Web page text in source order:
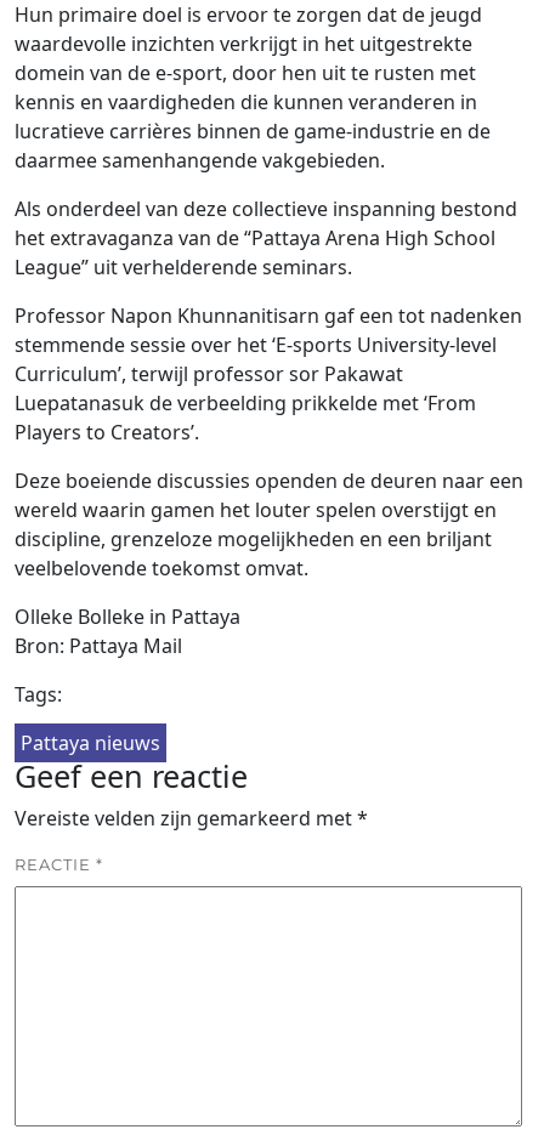
Hun primaire doel is ervoor te zorgen dat de jeugd
waardevolle inzichten verkrijgt in het uitgestrekte
domein van de e-sport, door hen uit te rusten met
kennis en vaardigheden die kunnen veranderen in
lucratieve carrières binnen de game-industrie en de
daarmee samenhangende vakgebieden.
Als onderdeel van deze collectieve inspanning bestond
het extravaganza van de “Pattaya Arena High School
League” uit verhelderende seminars.
Professor Napon Khunnanitisarn gaf een tot nadenken
stemmende sessie over het ‘E-sports University-level
Curriculum’, terwijl professor sor Pakawat
Luepatanasuk de verbeelding prikkelde met ‘From
Players to Creators’.
Deze boeiende discussies openden de deuren naar een
wereld waarin gamen het louter spelen overstijgt en
discipline, grenzeloze mogelijkheden en een briljant
veelbelovende toekomst omvat.
Olleke Bolleke in Pattaya
Bron: Pattaya Mail
Tags:
Pattaya nieuws
Geef een reactie
Vereiste velden zijn gemarkeerd met*
REACTIE *